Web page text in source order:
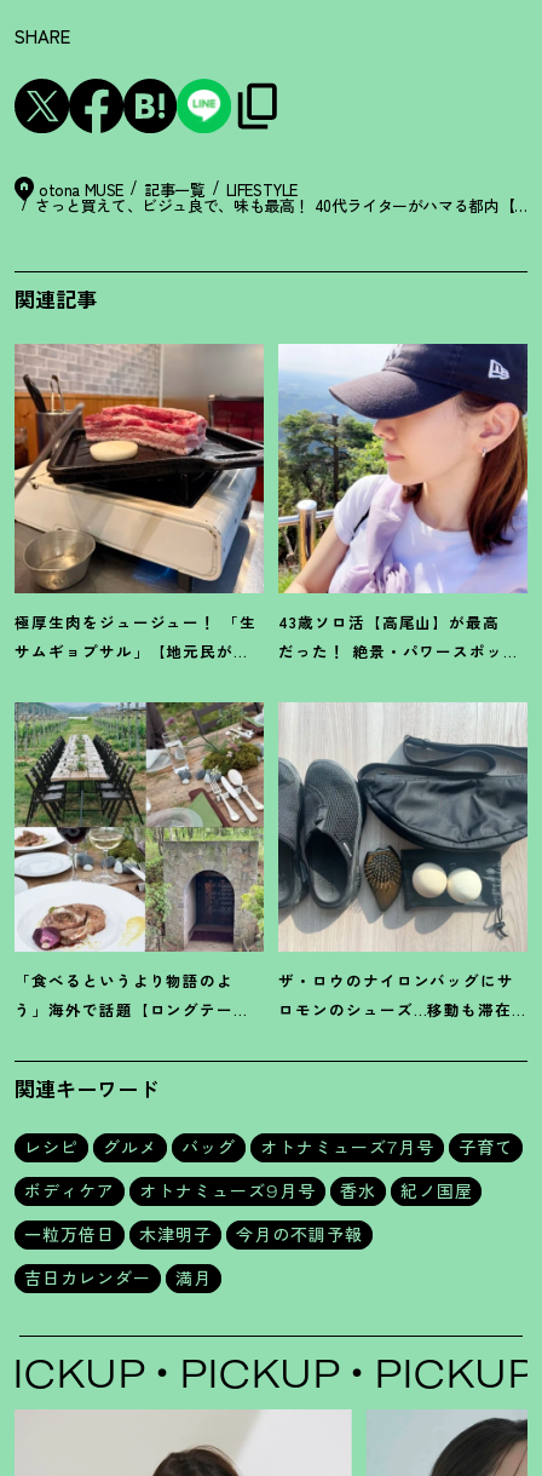
SHARE
otona MUSE 記事一覧 LIFESTYLE
さっと買えて、ビジュ良で、味も最高 ！ 40代ライターがハマる都内【お
関連記事
極厚生肉をジュージュー ！
「生
サムギョプサル」【地元民が推
店レポ
43歳ソロ活【高尾山】が最高
だった ！
絶景・パワースポッ
レポート
「食べるというより物語のよ
う」海外で話題【ロングテーブ
てみた
ザ・ロウのナイロンバッグにサ
ロモンのシューズ…移動も滞在
ム】4選
関連キーワード
レシピ グルメ バッグ オトナミューズ7月号
子育て
ボディケア
オトナミューズ9月号 香水
紀ノ国屋
一粒万倍日
木津明子
今月の不調予報
吉日カレンダー
満月
PICKUP PICKUP